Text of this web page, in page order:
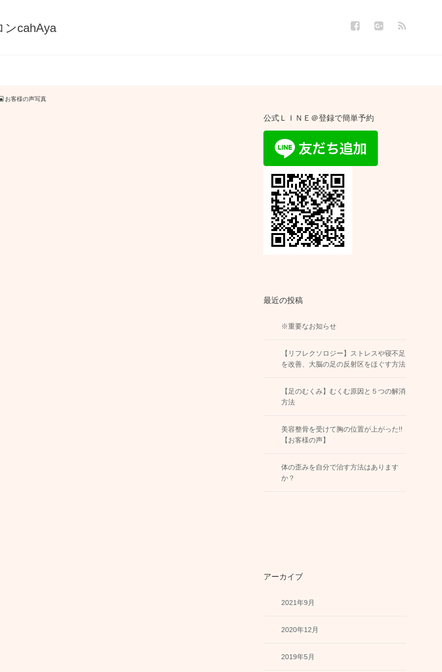
お客様の声写真
公式ＬＩＮＥ＠登録で簡単予約
最近の投稿
※重要なお知らせ
【リフレクソロジー】ストレスや寝不足
を改善、大脳の足の反射区をほぐす方法
【足のむくみ】むくむ原因と５つの解消
方法
美容整骨を受けて胸の位置が上がった!!
【お客様の声】
体の歪みを自分で治す方法はあります
か？
アーカイブ
2021年9月
2020年12月
2019年5月